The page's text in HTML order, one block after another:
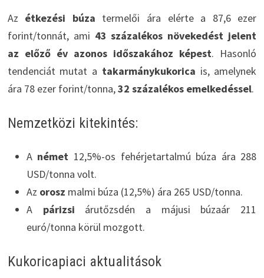
Az étkezési búza termelői ára elérte a 87,6 ezer
forint/tonnát, ami 43 százalékos növekedést jelent
az előző év azonos időszakához képest. Hasonló
tendenciát mutat a takarmánykukorica is, amelynek
ára 78 ezer forint/tonna,32 százalékos emelkedéssel.
Nemzetközi kitekintés:
A német 12,5%-os fehérjetartalmú búza ára 288
USD/tonna volt.
Az orosz malmi búza (12,5%) ára 265 USD/tonna.
A párizsi árutőzsdén a májusi búzaár 211
euró/tonna körül mozgott.
Kukoricapiaci aktualitások